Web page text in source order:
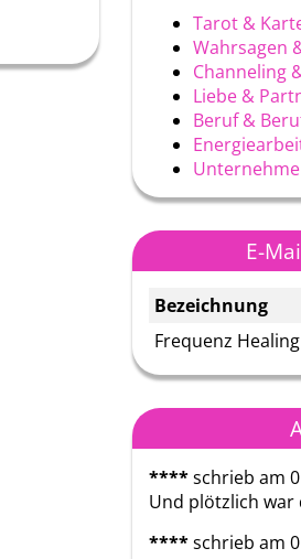
Tarot &
Wahrsagen
Channeling
Liebe &
Beruf &
E-
Bezeichnung
Frequenz
****schrieb am
Und plötzlich war
****schrieb am